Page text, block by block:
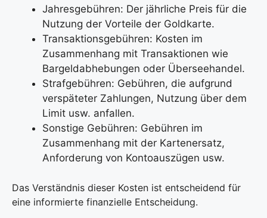
Jahresgebühren: Der jährliche Preis für die
Nutzung der Vorteile der Goldkarte.
Transaktionsgebühren: Kosten im
Zusammenhang mit Transaktionen wie
Bargeldabhebungen oder Überseehandel.
Strafgebühren: Gebühren, die aufgrund
verspäteter Zahlungen, Nutzung über dem
Limit usw. anfallen.
Sonstige Gebühren: Gebühren im
Zusammenhang mit der Kartenersatz,
Anforderung von Kontoauszügen usw.
Das Verständnis dieser Kosten ist entscheidend für
eine informierte finanzielle Entscheidung.